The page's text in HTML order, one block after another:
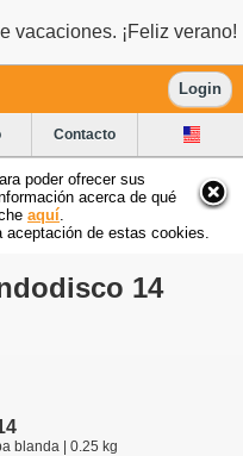
vacaciones. ¡Feliz verano!
Login
Contacto
poder ofrecer sus
acerca de qué
aquí
de estas cookies.
14
blanda | 0.25 kg